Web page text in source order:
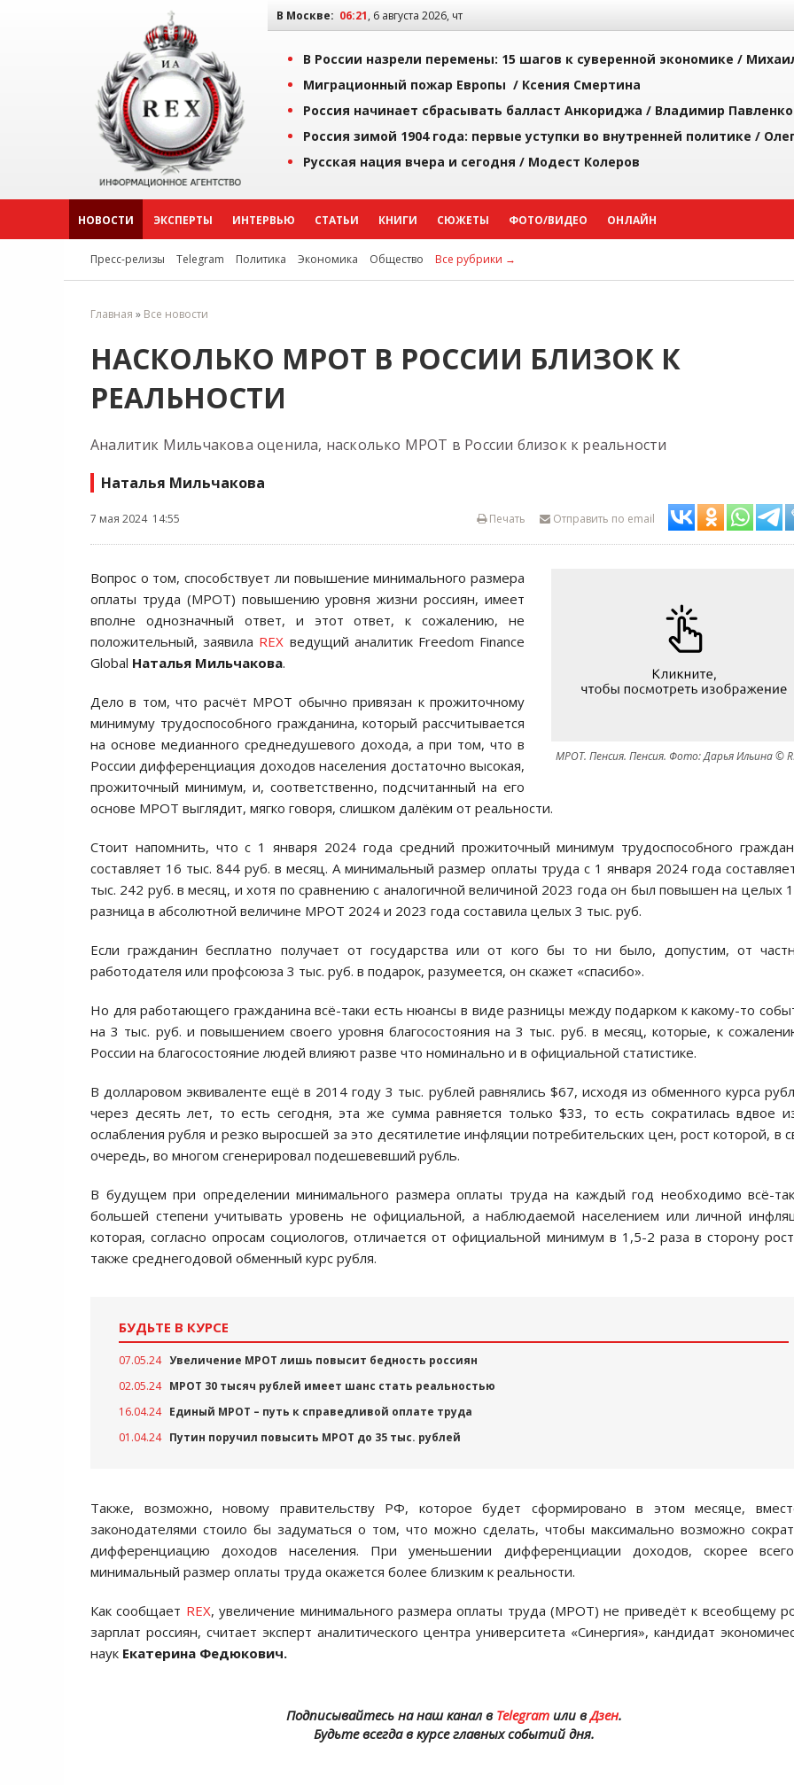
В Москве: 06:21, 6 августа 2026, чт
В России назрели перемены: 15 шагов к суверенной экономике /
Миграционный пожар Европы / Ксения Смертина
Россия начинает сбрасывать балласт Анкориджа / Владимир Павленко
Россия зимой 1904 года: первые уступки во внутренней политике /
Русская нация вчера и сегодня / Модест Колеров
НОВОСТИ ЭКСПЕРТЫ ИНТЕРВЬЮ СТАТЬИ КНИГИ СЮЖЕТЫ ФОТО/ВИДЕО ОНЛАЙН
Пресс-релизы Telegram Политика Экономика Общество Все рубрики →
Главная » Все новости
НАСКОЛЬКО МРОТ В РОССИИ БЛИЗОК К
РЕАЛЬНОСТИ
Аналитик Мильчакова оценила, насколько МРОТ в России близок к реальности
Наталья Мильчакова
7 мая 2024 14:55 Отправить по email
Печать
МРОТ. Пенсия. Пенсия. Фото: Дарья Ильина ©
Вопрос о том, способствует ли повышение минимального размера
оплаты труда (МРОТ) повышению уровня жизни россиян, имеет
вполне однозначный ответ, и этот ответ, к сожалению, не
положительный, заявила REX ведущий аналитик Freedom Finance
Global Наталья Мильчакова.
Дело в том, что расчёт МРОТ обычно привязан к прожиточному
минимуму трудоспособного гражданина, который рассчитывается
на основе медианного среднедушевого дохода, а при том, что в
России дифференциация доходов населения достаточно высокая,
прожиточный минимум, и, соответственно, подсчитанный на его
основе МРОТ выглядит, мягко говоря, слишком далёким от реальности.
Стоит напомнить, что с 1 января 2024 года средний прожиточный минимум трудоспособного
составляет 16 тыс. 844 руб. в месяц. А минимальный размер оплаты труда с 1 января 2024 года
тыс. 242 руб. в месяц, и хотя по сравнению с аналогичной величиной 2023 года он был повышен на целых
разница в абсолютной величине МРОТ 2024 и 2023 года составила целых 3 тыс. руб.
Если гражданин бесплатно получает от государства или от кого бы то ни было, допустим, от
работодателя или профсоюза 3 тыс. руб. в подарок, разумеется, он скажет «спасибо».
Но для работающего гражданина всё-таки есть нюансы в виде разницы между подарком к какому-то
на 3 тыс. руб. и повышением своего уровня благосостояния на 3 тыс. руб. в месяц, которые, к
России на благосостояние людей влияют разве что номинально и в официальной статистике.
В долларовом эквиваленте ещё в 2014 году 3 тыс. рублей равнялись $67, исходя из обменного курса
через десять лет, то есть сегодня, эта же сумма равняется только $33, то есть сократилась вдвое
ослабления рубля и резко выросшей за это десятилетие инфляции потребительских цен, рост которой, в
очередь, во многом сгенерировал подешевевший рубль.
В будущем при определении минимального размера оплаты труда на каждый год необходимо всё-
большей степени учитывать уровень не официальной, а наблюдаемой населением или личной
которая, согласно опросам социологов, отличается от официальной минимум в 1,5-2 раза в сторону
также среднегодовой обменный курс рубля.
БУДЬТЕ В КУРСЕ
07.05.24 Увеличение МРОТ лишь повысит бедность россиян
02.05.24 МРОТ 30 тысяч рублей имеет шанс стать реальностью
16.04.24 Единый МРОТ – путь к справедливой оплате труда
01.04.24 Путин поручил повысить МРОТ до 35 тыс. рублей
Также, возможно, новому правительству РФ, которое будет сформировано в этом месяце,
законодателями стоило бы задуматься о том, что можно сделать, чтобы максимально возможно
дифференциацию доходов населения. При уменьшении дифференциации доходов, скорее
минимальный размер оплаты труда окажется более близким к реальности.
Как сообщает REX, увеличение минимального размера оплаты труда (МРОТ) не приведёт к всеобщему
зарплат россиян, считает эксперт аналитического центра университета «Синергия», кандидат
наук Екатерина Федюкович.
Подписывайтесь на наш канал в Telegramили вДзен.
Будьте всегда в курсе главных событий дня.